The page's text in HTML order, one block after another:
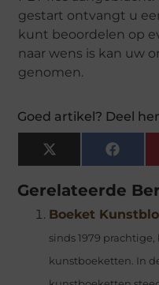
gestart ontvangt u
kunt beoordelen op
naar wens is kan uw
genomen.
Goed artikel? Deel
X
(Twitter)
Gerelateerde
Boeket
sinds 1979
kunstboeketten. In